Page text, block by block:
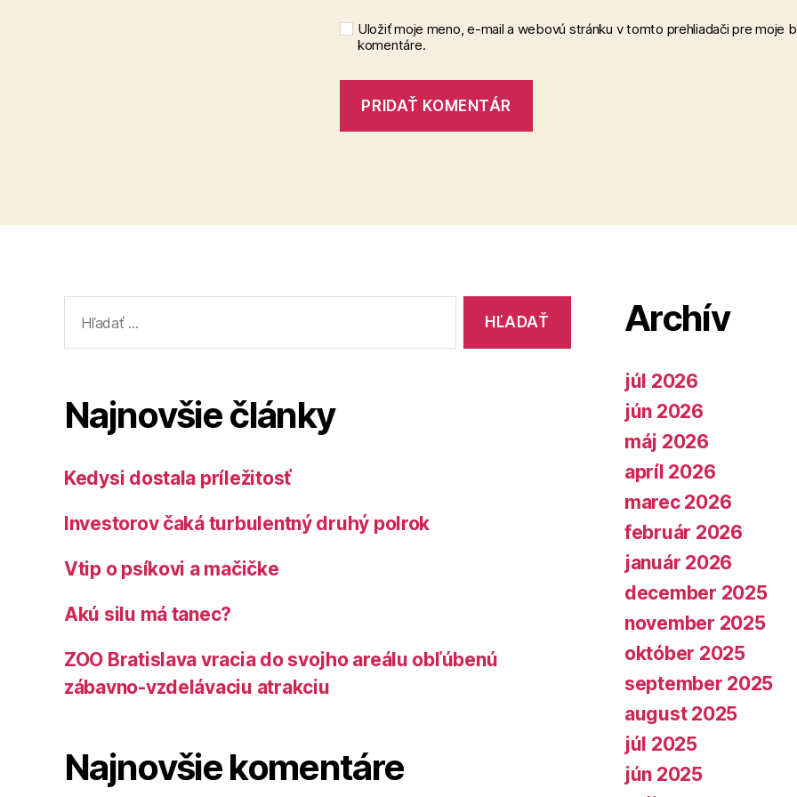
Uložiť moje meno, e-mail a webovú stránku v tomto prehliadači pre moje
komentáre.
Najnovšie články
Kedysi dostala príležitosť
Investorov čaká turbulentný druhý polrok
Vtip o psíkovi a mačičke
Akú silu má tanec?
ZOO Bratislava vracia do svojho areálu obľúbenú
zábavno-vzdelávaciu atrakciu
Najnovšie komentáre
Archív
júl 2026
jún 2026
máj 2026
apríl 2026
marec 2026
február 2026
január 2026
december 2025
november 2025
október 2025
september 2025
august 2025
júl 2025
jún 2025